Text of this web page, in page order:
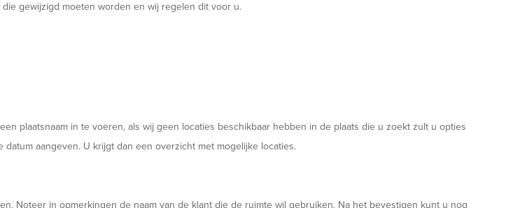
gewijzigd moeten worden en wij regelen dit voor u.
plaatsnaam in te voeren, als wij geen locaties beschikbaar hebben in de plaats die u zoekt zult u opties
aangeven. U krijgt dan een overzicht met mogelijke locaties.
Noteer in opmerkingen de naam van de klant die de ruimte wil gebruiken. Na het bevestigen kunt u nog